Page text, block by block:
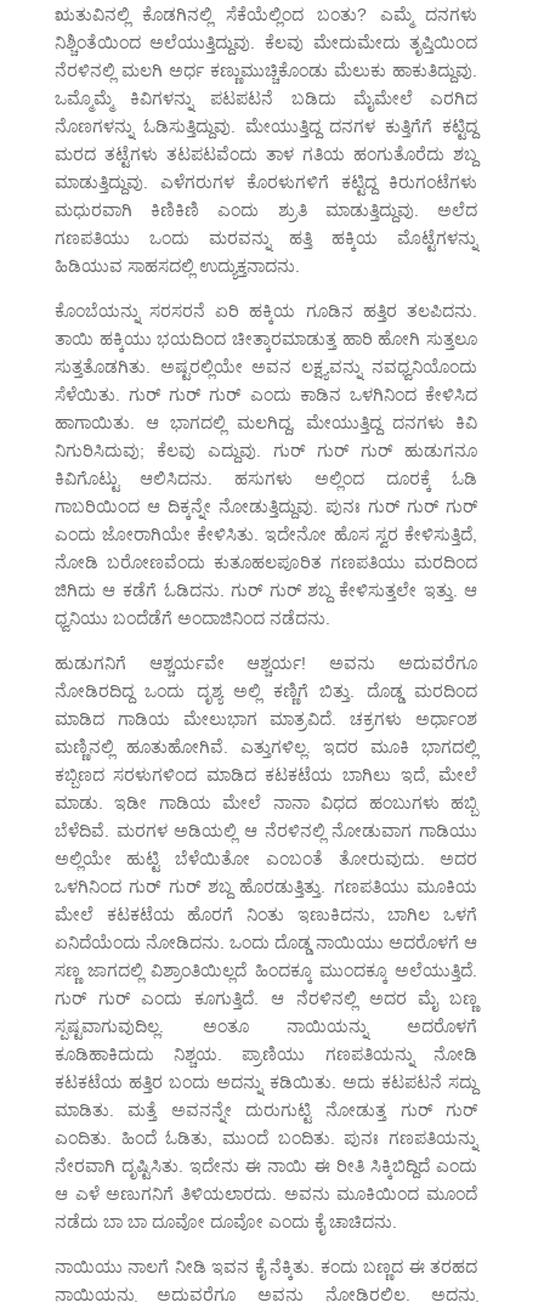
ಋತುವಿನಲ್ಲಿ ಕೊಡಗಿನಲ್ಲಿ ಸೆಕೆಯೆಲ್ಲಿಂದ ಬಂತು? ಎಮ್ಮೆ ದನಗಳು
ನಿಶ್ಚಿಂತೆಯಿಂದ ಅಲೆಯುತ್ತಿದ್ದುವು. ಕೆಲವು ಮೇದುಮೇದು ತೃಪ್ತಿಯಿಂದ
ನೆರಳಿನಲ್ಲಿ ಮಲಗಿ ಅರ್ಧ ಕಣ್ಣುಮುಚ್ಚಿಕೊಂಡು ಮೆಲುಕು ಹಾಕುತಿದ್ದುವು.
ಒಮ್ಮೊಮ್ಮೆ ಕಿವಿಗಳನ್ನು ಪಟಪಟನೆ ಬಡಿದು ಮೈಮೇಲೆ ಎರಗಿದ
ನೊಣಗಳನ್ನು ಓಡಿಸುತ್ತಿದ್ದುವು. ಮೇಯುತ್ತಿದ್ದ ದನಗಳ ಕುತ್ತಿಗೆಗೆ ಕಟ್ಟಿದ್ದ
ಮರದ ತಟ್ಟೆಗಳು ತಟಪಟವೆಂದು ತಾಳ ಗತಿಯ ಹಂಗುತೊರೆದು ಶಬ್ದ
ಮಾಡುತ್ತಿದ್ದುವು. ಎಳೆಗರುಗಳ ಕೊರಳುಗಳಿಗೆ ಕಟ್ಟಿದ್ದ ಕಿರುಗಂಟೆಗಳು
ಮಧುರವಾಗಿ ಕಿಣಿಕಿಣಿ ಎಂದು ಶ್ರುತಿ ಮಾಡುತ್ತಿದ್ದುವು. ಅಲೆದ
ಗಣಪತಿಯು ಒಂದು ಮರವನ್ನು ಹತ್ತಿ ಹಕ್ಕಿಯ ಮೊಟ್ಟೆಗಳನ್ನು
ಹಿಡಿಯುವ ಸಾಹಸದಲ್ಲಿ ಉದ್ಯುಕ್ತನಾದನು.
ಕೊಂಬೆಯನ್ನು ಸರಸರನೆ ಏರಿ ಹಕ್ಕಿಯ ಗೂಡಿನ ಹತ್ತಿರ ತಲಪಿದನು.
ತಾಯಿ ಹಕ್ಕಿಯು ಭಯದಿಂದ ಚೀತ್ಕಾರಮಾಡುತ್ತ ಹಾರಿ ಹೋಗಿ ಸುತ್ತಲೂ
ಸುತ್ತತೊಡಗಿತು. ಅಷ್ಟರಲ್ಲಿಯೇ ಅವನ ಲಕ್ಷ್ಯವನ್ನು ನವಧ್ವನಿಯೊಂದು
ಸೆಳೆಯಿತು. ಗುರ್ ಗುರ್ ಗುರ್ ಎಂದು ಕಾಡಿನ ಒಳಗಿನಿಂದ ಕೇಳಿಸಿದ
ಹಾಗಾಯಿತು. ಆ ಭಾಗದಲ್ಲಿ ಮಲಗಿದ್ದ, ಮೇಯುತ್ತಿದ್ದ ದನಗಳು ಕಿವಿ
ನಿಗುರಿಸಿದುವು; ಕೆಲವು ಎದ್ದುವು. ಗುರ್ ಗುರ್ ಗುರ್ ಹುಡುಗನೂ
ಕಿವಿಗೊಟ್ಟು ಆಲಿಸಿದನು. ಹಸುಗಳು ಅಲ್ಲಿಂದ ದೂರಕ್ಕೆ ಓಡಿ
ಗಾಬರಿಯಿಂದ ಆ ದಿಕ್ಕನ್ನೇ ನೋಡುತ್ತಿದ್ದುವು. ಪುನಃ ಗುರ್ ಗುರ್ ಗುರ್
ಎಂದು ಜೋರಾಗಿಯೇ ಕೇಳಿಸಿತು. ಇದೇನೋ ಹೊಸ ಸ್ವರ ಕೇಳಿಸುತ್ತಿದೆ,
ನೋಡಿ ಬರೋಣವೆಂದು ಕುತೂಹಲಪೂರಿತ ಗಣಪತಿಯು ಮರದಿಂದ
ಜಿಗಿದು ಆ ಕಡೆಗೆ ಓಡಿದನು. ಗುರ್ ಗುರ್ ಶಬ್ದ ಕೇಳಿಸುತ್ತಲೇ ಇತ್ತು. ಆ
ಧ್ವನಿಯು ಬಂದೆಡೆಗೆ ಅಂದಾಜಿನಿಂದ ನಡೆದನು.
ಹುಡುಗನಿಗೆ ಆಶ್ಚರ್ಯವೇ ಆಶ್ಚರ್ಯ! ಅವನು ಅದುವರೆಗೂ
ನೋಡಿರದಿದ್ದ ಒಂದು ದೃಶ್ಯ ಅಲ್ಲಿ ಕಣ್ಣಿಗೆ ಬಿತ್ತು. ದೊಡ್ಡ ಮರದಿಂದ
ಮಾಡಿದ ಗಾಡಿಯ ಮೇಲುಭಾಗ ಮಾತ್ರವಿದೆ. ಚಕ್ರಗಳು ಅರ್ಧಾಂಶ
ಮಣ್ಣಿನಲ್ಲಿ ಹೂತುಹೋಗಿವೆ. ಎತ್ತುಗಳಿಲ್ಲ. ಇದರ ಮೂಕಿ ಭಾಗದಲ್ಲಿ
ಕಬ್ಬಿಣದ ಸರಳುಗಳಿಂದ ಮಾಡಿದ ಕಟಕಟೆಯ ಬಾಗಿಲು ಇದೆ, ಮೇಲೆ
ಮಾಡು. ಇಡೀ ಗಾಡಿಯ ಮೇಲೆ ನಾನಾ ವಿಧದ ಹಂಬುಗಳು ಹಬ್ಬಿ
ಬೆಳೆದಿವೆ. ಮರಗಳ ಅಡಿಯಲ್ಲಿ ಆ ನೆರಳಿನಲ್ಲಿ ನೋಡುವಾಗ ಗಾಡಿಯು
ಅಲ್ಲಿಯೇ ಹುಟ್ಟಿ ಬೆಳೆಯಿತೋ ಎಂಬಂತೆ ತೋರುವುದು. ಅದರ
ಒಳಗಿನಿಂದ ಗುರ್ ಗುರ್ ಶಬ್ದ ಹೊರಡುತ್ತಿತ್ತು. ಗಣಪತಿಯು ಮೂಕಿಯ
ಮೇಲೆ ಕಟಕಟೆಯ ಹೊರಗೆ ನಿಂತು ಇಣುಕಿದನು, ಬಾಗಿಲ ಒಳಗೆ
ಏನಿದೆಯೆಂದು ನೋಡಿದನು. ಒಂದು ದೊಡ್ಡ ನಾಯಿಯು ಅದರೊಳಗೆ ಆ
ಸಣ್ಣ ಜಾಗದಲ್ಲಿ ವಿಶ್ರಾಂತಿಯಿಲ್ಲದೆ ಹಿಂದಕ್ಕೂ ಮುಂದಕ್ಕೂ ಅಲೆಯುತ್ತಿದೆ.
ಗುರ್ ಗುರ್ ಎಂದು ಕೂಗುತ್ತಿದೆ. ಆ ನೆರಳಿನಲ್ಲಿ ಅದರ ಮೈ ಬಣ್ಣ
ಸ್ಪಷ್ಟವಾಗುವುದಿಲ್ಲ. ಅಂತೂ ನಾಯಿಯನ್ನು ಅದರೊಳಗೆ
ಕೂಡಿಹಾಕಿದುದು ನಿಶ್ಚಯ. ಪ್ರಾಣಿಯು ಗಣಪತಿಯನ್ನು ನೋಡಿ
ಕಟಕಟೆಯ ಹತ್ತಿರ ಬಂದು ಅದನ್ನು ಕಡಿಯಿತು. ಅದು ಕಟಪಟನೆ ಸದ್ದು
ಮಾಡಿತು. ಮತ್ತೆ ಅವನನ್ನೇ ದುರುಗುಟ್ಟಿ ನೋಡುತ್ತ ಗುರ್ ಗುರ್
ಎಂದಿತು. ಹಿಂದೆ ಓಡಿತು, ಮುಂದೆ ಬಂದಿತು. ಪುನಃ ಗಣಪತಿಯನ್ನು
ನೇರವಾಗಿ ದೃಷ್ಟಿಸಿತು. ಇದೇನು ಈ ನಾಯಿ ಈ ರೀತಿ ಸಿಕ್ಕಿಬಿದ್ದಿದೆ ಎಂದು
ಆ ಎಳೆ ಅಣುಗನಿಗೆ ತಿಳಿಯಲಾರದು. ಅವನು ಮೂಕಿಯಿಂದ ಮೂಂದೆ
ನಡೆದು ಬಾ ಬಾ ದೂವೋ ದೂವೋ ಎಂದು ಕೈ ಚಾಚಿದನು.
ನಾಯಿಯು ನಾಲಗೆ ನೀಡಿ ಇವನ ಕೈ ನೆಕ್ಕಿತು. ಕಂದು ಬಣ್ಣದ ಈ ತರಹದ
ನಾಯಿಯನ್ನು ಅದುವರೆಗೂ ಅವನು ನೋಡಿರಲಿಲ್ಲ. ಅದನ್ನು